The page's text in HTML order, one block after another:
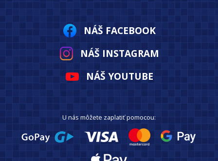
NÁŠ FACEBOOK
NÁŠ INSTAGRAM
NÁŠ YOUTUBE
U nás môžete zaplatiť pomocou: